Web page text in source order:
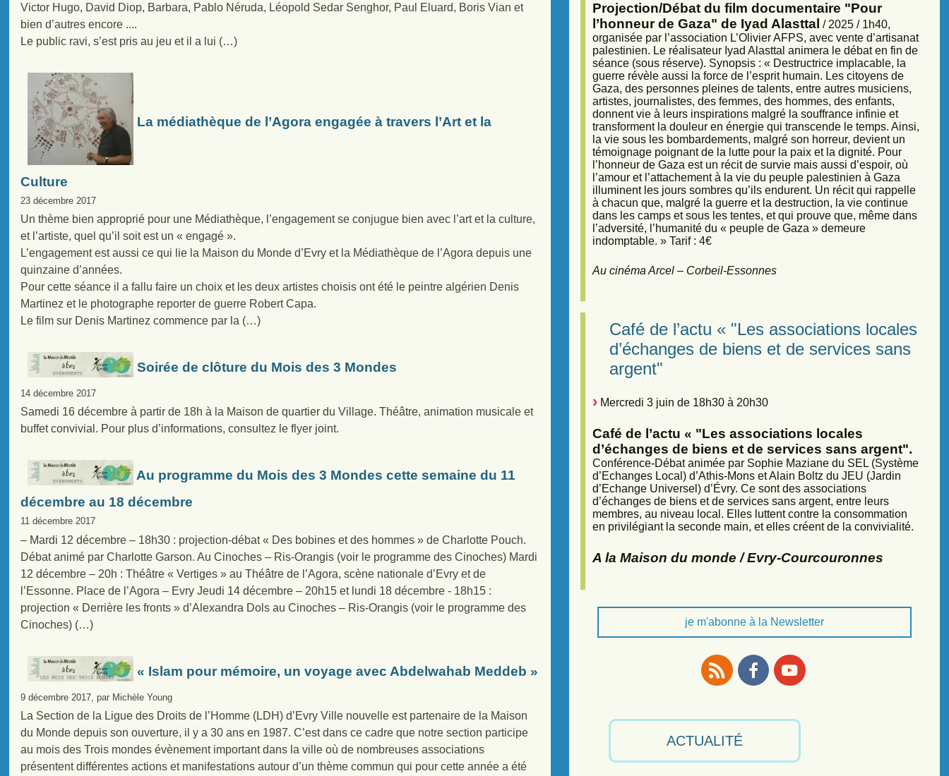
Projection/Débat du film documentaire "Pour
l’honneur de Gaza" de Iyad Alasttal / 2025 / 1h40,
organisée par l’association L’Olivier AFPS, avec vente d’artisanat
palestinien. Le réalisateur Iyad Alasttal animera le débat en fin de
séance (sous réserve). Synopsis : « Destructrice implacable, la
guerre révèle aussi la force de l’esprit humain. Les citoyens de
Gaza, des personnes pleines de talents, entre autres musiciens,
artistes, journalistes, des femmes, des hommes, des enfants,
donnent vie à leurs inspirations malgré la souffrance infinie et
transforment la douleur en énergie qui transcende le temps. Ainsi,
la vie sous les bombardements, malgré son horreur, devient un
témoignage poignant de la lutte pour la paix et la dignité. Pour
l’honneur de Gaza est un récit de survie mais aussi d’espoir, où
l’amour et l’attachement à la vie du peuple palestinien à Gaza
illuminent les jours sombres qu’ils endurent. Un récit qui rappelle
à chacun que, malgré la guerre et la destruction, la vie continue
dans les camps et sous les tentes, et qui prouve que, même dans
l’adversité, l’humanité du « peuple de Gaza » demeure
indomptable. » Tarif : 4€
Au cinéma Arcel – Corbeil-Essonnes
Café de l’actu « "Les associations locales
d’échanges de biens et de services sans
argent"
Mercredi 3 juin de 18h30 à 20h30
Café de l’actu « "Les associations locales
d’échanges de biens et de services sans argent".
Conférence-Débat animée par Sophie Maziane du SEL (Système
d’Echanges Local) d’Athis-Mons et Alain Boltz du JEU (Jardin
d’Echange Universel) d’Évry. Ce sont des associations
d’échanges de biens et de services sans argent, entre leurs
membres, au niveau local. Elles luttent contre la consommation
en privilégiant la seconde main, et elles créent de la convivialité.
A la Maison du monde / Evry-Courcouronnes
je m'abonne à la Newsletter
ACTUALITÉ
Victor Hugo, David Diop, Barbara, Pablo Néruda, Léopold Sedar Senghor, Paul Eluard, Boris Vian et
bien d’autres encore ....
Le public ravi, s’est pris au jeu et il a lui (…)
La médiathèque de l’Agora engagée à travers l’Art et la
Culture
23 décembre 2017
Un thème bien approprié pour une Médiathèque, l’engagement se conjugue bien avec l’art et la culture,
et l’artiste, quel qu’il soit est un « engagé ».
L’engagement est aussi ce qui lie la Maison du Monde d’Evry et la Médiathèque de l’Agora depuis une
quinzaine d’années.
Pour cette séance il a fallu faire un choix et les deux artistes choisis ont été le peintre algérien Denis
Martinez et le photographe reporter de guerre Robert Capa.
Le film sur Denis Martinez commence par la (…)
Soirée de clôture du Mois des 3 Mondes
14 décembre 2017
Samedi 16 décembre à partir de 18h à la Maison de quartier du Village. Théâtre, animation musicale et
buffet convivial. Pour plus d’informations, consultez le flyer joint.
Au programme du Mois des 3 Mondes cette semaine du 11
décembre au 18 décembre
11 décembre 2017
– Mardi 12 décembre – 18h30 : projection-débat « Des bobines et des hommes » de Charlotte Pouch.
Débat animé par Charlotte Garson. Au Cinoches – Ris-Orangis (voir le programme des Cinoches) Mardi
12 décembre – 20h : Théâtre « Vertiges » au Théâtre de l’Agora, scène nationale d’Evry et de
l’Essonne. Place de l’Agora – Evry Jeudi 14 décembre – 20h15 et lundi 18 décembre - 18h15 :
projection « Derrière les fronts » d’Alexandra Dols au Cinoches – Ris-Orangis (voir le programme des
Cinoches) (…)
« Islam pour mémoire, un voyage avec Abdelwahab Meddeb »
9 décembre 2017, par Michèle Young
La Section de la Ligue des Droits de l’Homme (LDH) d’Evry Ville nouvelle est partenaire de la Maison
du Monde depuis son ouverture, il y a 30 ans en 1987. C’est dans ce cadre que notre section participe
au mois des Trois mondes évènement important dans la ville où de nombreuses associations
présentent différentes actions et manifestations autour d’un thème commun qui pour cette année a été